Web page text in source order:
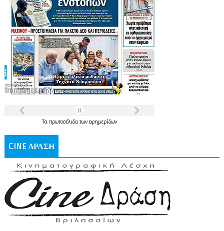
Τα πρωτοσέλιδατων εφημερίδων
CINE ΔΡΑΣΗ